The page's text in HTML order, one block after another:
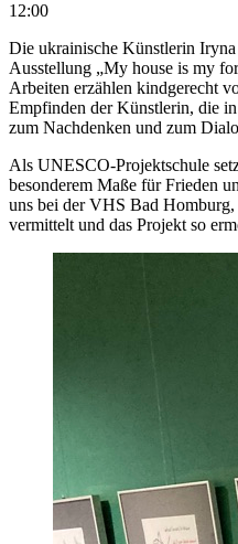
12:00
Die ukrainische Künstlerin
Ausstellung „My house is my
Arbeiten erzählen kindgerecht
Empfinden der Künstlerin, die
zum Nachdenken und zum
Als UNESCO-Projektschule
besonderem Maße für Frieden
uns bei der VHS Bad
vermittelt und das Projekt so